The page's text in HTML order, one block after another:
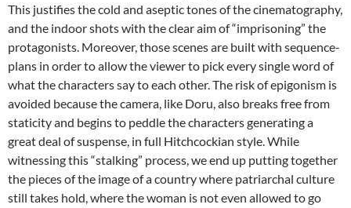
BY
STEFAN
COSTANTINESCU
This justifies the cold and aseptic tones of the cinematography,
and the indoor shots with the clear aim of “imprisoning” the
protagonists. Moreover, those scenes are built with sequence-
plans in order to allow the viewer to pick every single word of
what the characters say to each other. The risk of epigonism is
avoided because the camera, like Doru, also breaks free from
staticity and begins to peddle the characters generating a
great deal of suspense, in full Hitchcockian style. While
witnessing this “stalking” process, we end up putting together
the pieces of the image of a country where patriarchal culture
still takes hold, where the woman is not even allowed to go